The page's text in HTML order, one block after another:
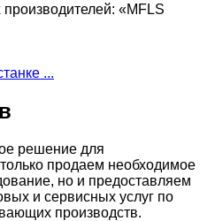
«MFLS
...
решение для
продаем необходимое
но и предоставляем
и сервисных услуг по
производств.